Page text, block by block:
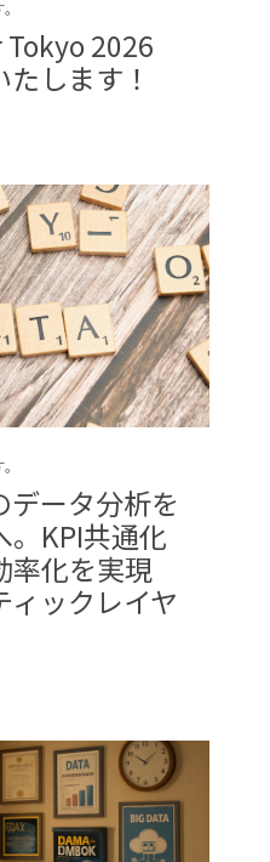
2026
します！
データ分析を
。KPI共通化
率化を実現
ィックレイヤ